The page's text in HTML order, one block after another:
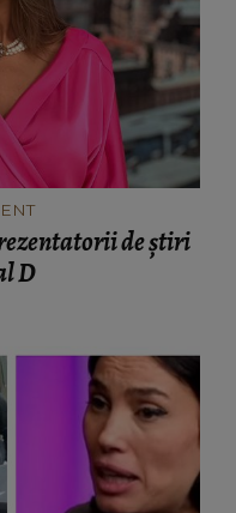
de știri
D